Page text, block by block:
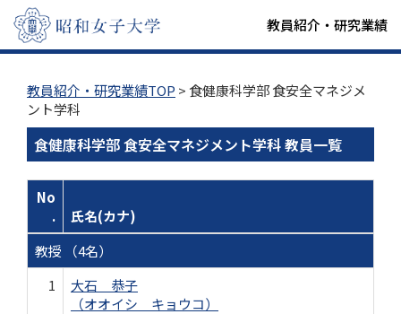
教員紹介・研究業績
教員紹介・研究業績TOP > 食健康科学部 食安全マネジメ
ント学科
食健康科学部 食安全マネジメント学科 教員一覧
No
.
氏名(カナ)
教授 （4名）
1
大石 恭子
（オオイシ キョウコ）